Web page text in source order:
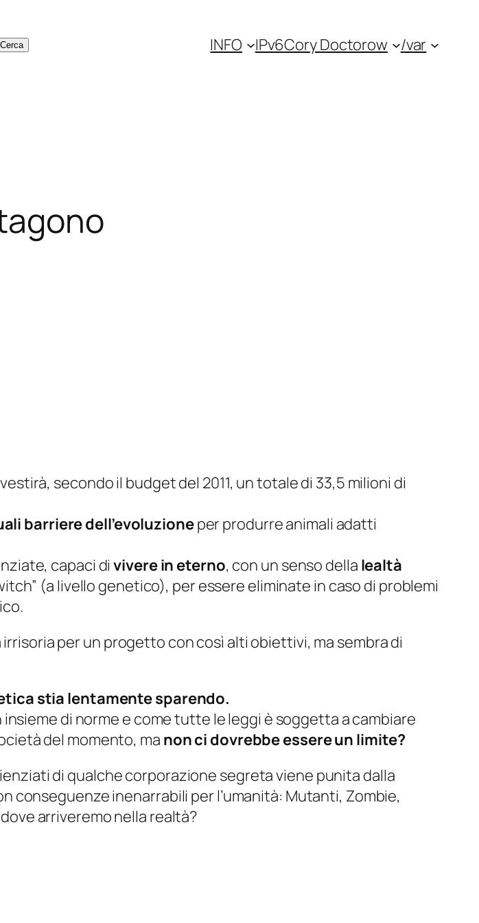
Cerca INFO IPv6Cory Doctorow /var
secondo il budget del 2011, un totale di 33,5 milioni di
barriere dell’evoluzioneper produrre animali adatti
capaci divivere in eterno, con un senso della lealtà
(a livello genetico), per essere eliminate in caso di problemi
per un progetto con così alti obiettivi, ma sembra di
stia lentamente sparendo.
di norme e come tutte le leggi è soggetta a cambiare
del momento, ma non ci dovrebbe essere un limite?
di qualche corporazione segreta viene punita dalla
conseguenze inenarrabili per l’umanità: Mutanti, Zombie,
arriveremo nella realtà?